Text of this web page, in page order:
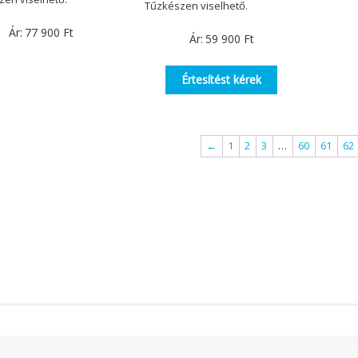
Ár: 77 900 Ft
Tűzkészen viselhető.
Ár: 59 900 Ft
Értesítést kérek
← 1 2 3 … 60 61 62